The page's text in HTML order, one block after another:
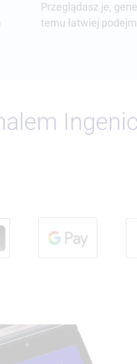
Przeglądasz je,
temu łatwiej